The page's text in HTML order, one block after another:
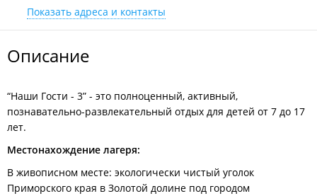
Показать адреса и контакты
Описание
“Наши Гости - 3” - это полноценный, активный,
познавательно-развлекательный отдых для детей от 7 до 17
лет.
Местонахождение лагеря:
В живописном месте: экологически чистый уголок
Приморского края в Золотой долине под городом